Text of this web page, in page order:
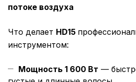
потоке воздуха
Что делает HD15
инструментом:
Мощность 1 600 Вт —